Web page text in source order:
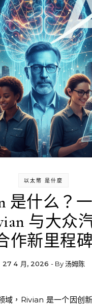
以太幣 是什麼
是什么？
与大众
作新里程碑
27 4 月, 2026 - By汤姆陈